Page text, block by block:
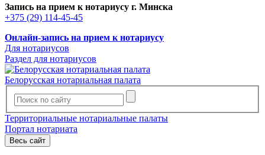
Запись на прием к нотариусу г. Минска
+375 (29) 114-45-45
Онлайн-запись на прием к нотариусу
Для нотариусов
Раздел для нотариусов
Белорусская нотариальная палата
Территориальные нотариальные палаты
Портал нотариата
Весь сайт